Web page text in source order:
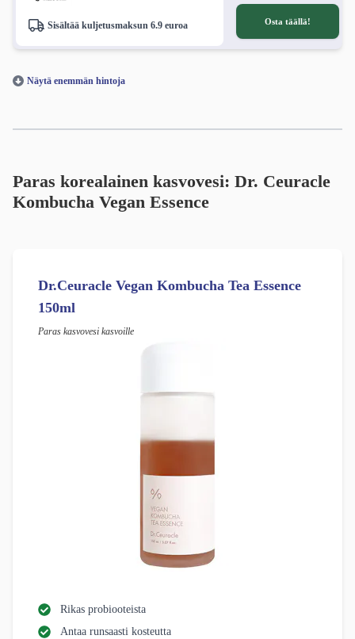
Sisältää kuljetusmaksun 6.9 euroa Osta täällä!
Näytä enemmän hintoja
Paras korealainen kasvovesi: Dr. Ceuracle
Kombucha Vegan Essence
Dr.Ceuracle Vegan Kombucha Tea Essence
150ml
Paras kasvovesi kasvoille
Rikas probiooteista
Antaa runsaasti kosteutta